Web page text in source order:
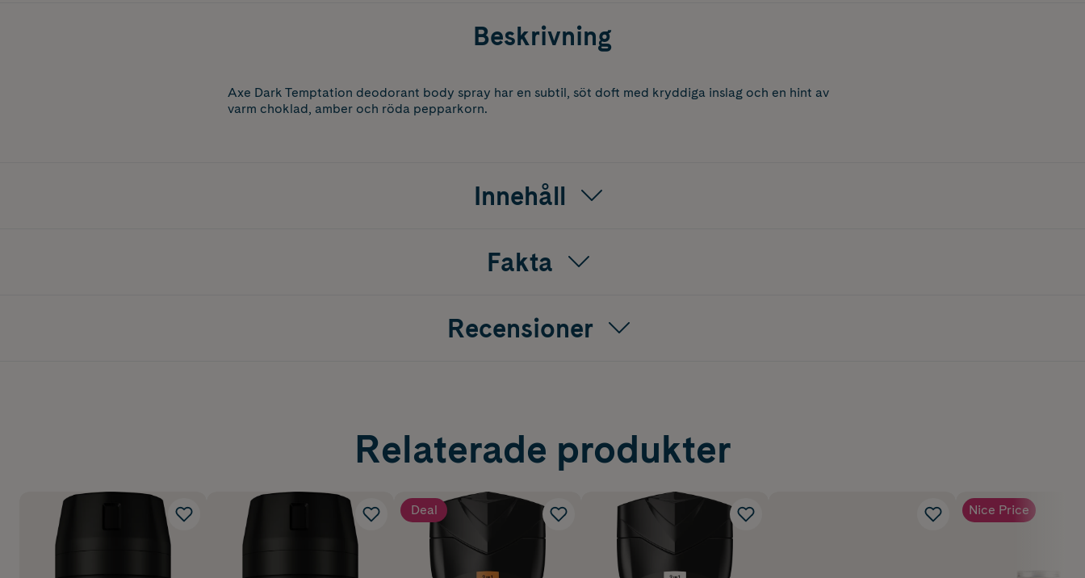
Beskrivning
Axe Dark Temptation deodorant body spray har en subtil, söt doft med kryddiga inslag och en hint av
varm choklad, amber och röda pepparkorn.
Innehåll
Fakta
Recensioner
Relaterade produkter
Deal Nice Price